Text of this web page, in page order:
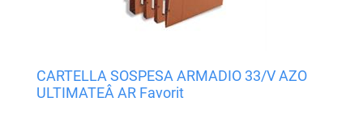
CARTELLA SOSPESA ARMADIO 33/V AZO
ULTIMATEÂ AR Favorit